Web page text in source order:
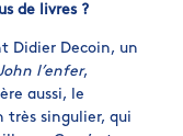
de livres ?
Didier Decoin, un
l’enfer,
aussi, le
très singulier, qui